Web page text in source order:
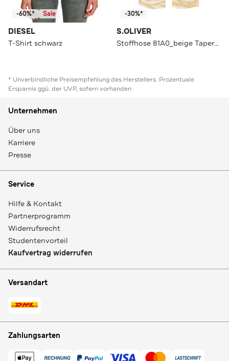
-60%* Sale
DIESEL
T-Shirt schwarz
-30%*
S.OLIVER
Stoffhose 81A0_beige Tapered
* Unverbindliche Preisempfehlung des Herstellers. Prozentuale
Ersparnis ggü. der UVP, sofern vorhanden
Unternehmen
Über uns
Karriere
Presse
Service
Hilfe & Kontakt
Partnerprogramm
Widerrufsrecht
Studentenvorteil
Kaufvertrag widerrufen
Versandart
Zahlungsarten